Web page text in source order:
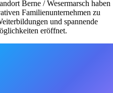
Berne / Wesermarsch haben
Familienunternehmen zu
und spannende
eröffnet.